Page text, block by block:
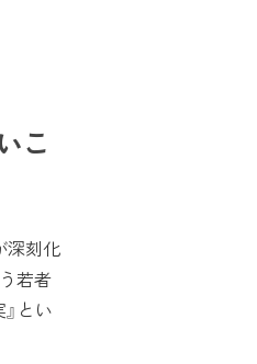
こ
深刻化
若者
とい